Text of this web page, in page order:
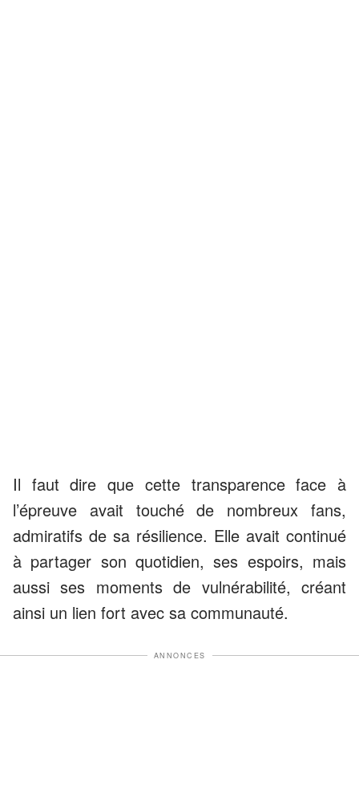
Il faut dire que cette transparence face à
l’épreuve avait touché de nombreux fans,
admiratifs de sa résilience. Elle avait continué
à partager son quotidien, ses espoirs, mais
aussi ses moments de vulnérabilité, créant
ainsi un lien fort avec sa communauté.
ANNONCES